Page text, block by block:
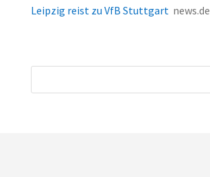
Leipzig reist zu VfB Stuttgart news.de